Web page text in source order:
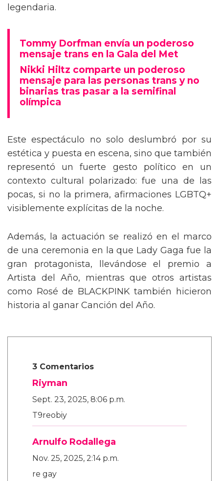
legendaria.
Tommy Dorfman envía un poderoso
mensaje trans en la Gala del Met
Nikki Hiltz comparte un poderoso
mensaje para las personas trans y no
binarias tras pasar a la semifinal
olímpica
Este espectáculo no solo deslumbró por su
estética y puesta en escena, sino que también
representó un fuerte gesto político en un
contexto cultural polarizado: fue una de las
pocas, si no la primera, afirmaciones LGBTQ+
visiblemente explícitas de la noche.
Además, la actuación se realizó en el marco
de una ceremonia en la que Lady Gaga fue la
gran protagonista, llevándose el premio a
Artista del Año, mientras que otros artistas
como Rosé de BLACKPINK también hicieron
historia al ganar Canción del Año.
3 Comentarios
Riyman
Sept. 23, 2025, 8:06 p.m.
T9reobiy
Arnulfo Rodallega
Nov. 25, 2025, 2:14 p.m.
re gay